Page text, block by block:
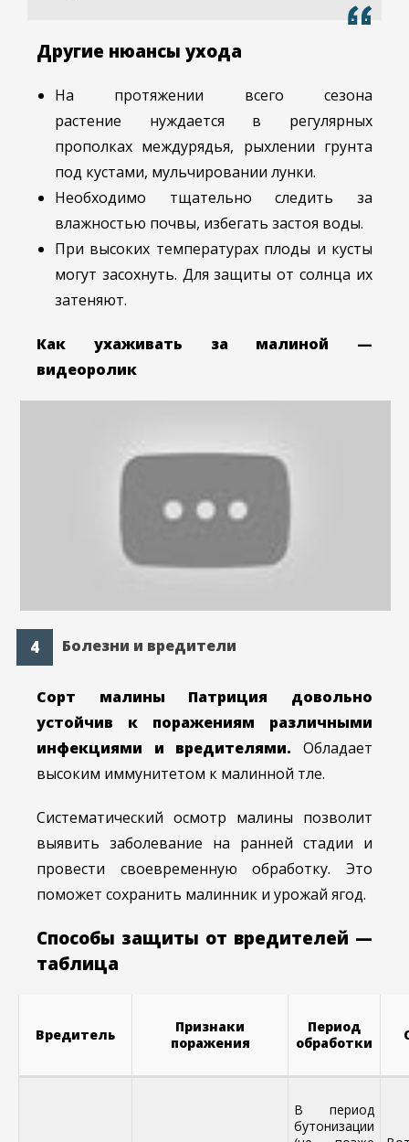
Другие нюансы ухода
На протяжении всего сезона
растение нуждается в регулярных
прополках междурядья, рыхлении грунта
под кустами, мульчировании лунки.
Необходимо тщательно следить за
влажностью почвы, избегать застоя воды.
При высоких температурах плоды и кусты
могут засохнуть. Для защиты от солнца их
затеняют.
Как ухаживать за малиной —
видеоролик
Болезни и вредители
Сорт малины Патриция довольно
устойчив к поражениям различными
инфекциями и вредителями. Обладает
высоким иммунитетом к малинной тле.
Систематический осмотр малины позволит
выявить заболевание на ранней стадии и
провести своевременную обработку. Это
поможет сохранить малинник и урожай ягод.
Способы защиты от вредителей —
таблица
Вредитель
Признаки
поражения
Период
обработки
В период
бутонизации